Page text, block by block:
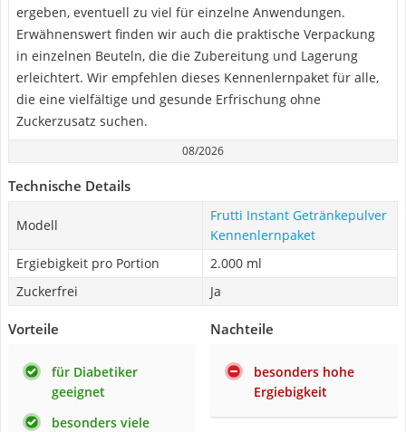
ergeben, eventuell zu viel für einzelne Anwendungen.
Erwähnenswert finden wir auch die praktische Verpackung
in einzelnen Beuteln, die die Zubereitung und Lagerung
erleichtert. Wir empfehlen dieses Kennenlernpaket für alle,
die eine vielfältige und gesunde Erfrischung ohne
Zuckerzusatz suchen.
08/2026
Technische Details
Modell
Frutti Instant Getränkepulver
Kennenlernpaket
Ergiebigkeit pro Portion
2.000 ml
Zuckerfrei
Ja
Vorteile
für Diabetiker
geeignet
besonders viele
Nachteile
besonders hohe
Ergiebigkeit